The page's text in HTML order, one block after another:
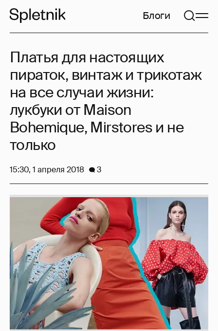
Блоги
Платья для настоящих
пираток, винтаж и трикотаж
на все случаи жизни:
лукбуки от Maison
Bohemique, Mirstores и не
только
15:30, 1 апреля 2018 3